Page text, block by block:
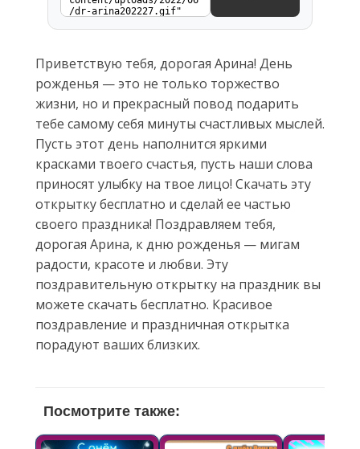
Приветствую тебя, дорогая Арина! День
рожденья — это не только торжество
жизни, но и прекрасный повод подарить
тебе самому себя минуты счастливых мыслей.
Пусть этот день наполнится яркими
красками твоего счастья, пусть наши слова
приносят улыбку на твое лицо! Скачать эту
открытку бесплатно и сделай ее частью
своего праздника! Поздравляем тебя,
дорогая Арина, к дню рожденья — мигам
радости, красоте и любви. Эту
поздравительную открытку на праздник вы
можете скачать бесплатно. Красивое
поздравление и праздничная открытка
порадуют ваших близких.
Посмотрите также: